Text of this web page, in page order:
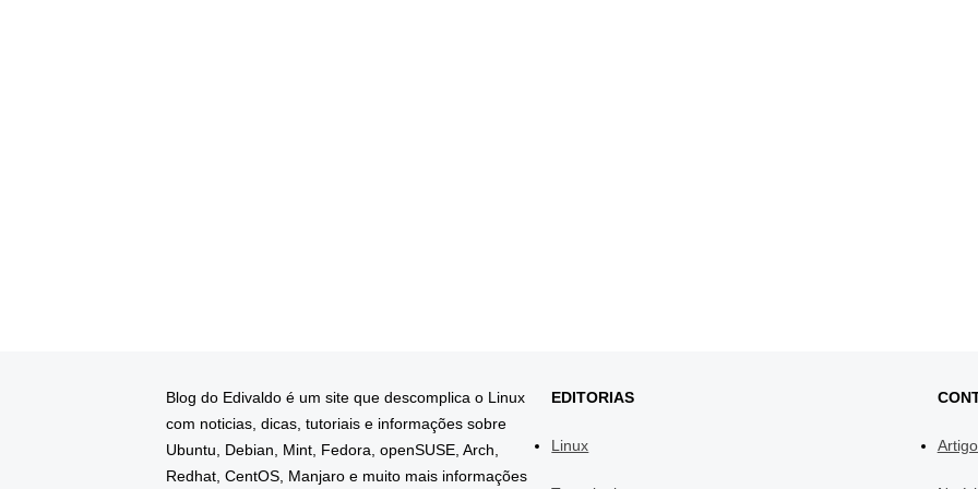
Blog do Edivaldo é um site que descomplica o Linux
com noticias, dicas, tutoriais e informações sobre
Ubuntu, Debian, Mint, Fedora, openSUSE, Arch,
Redhat, CentOS, Manjaro e muito mais informações
EDITORIAS
Linux